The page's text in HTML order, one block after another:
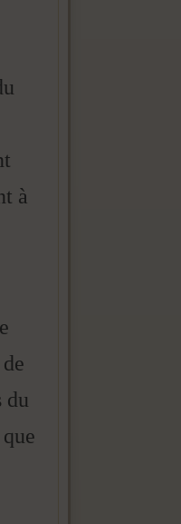
à
du